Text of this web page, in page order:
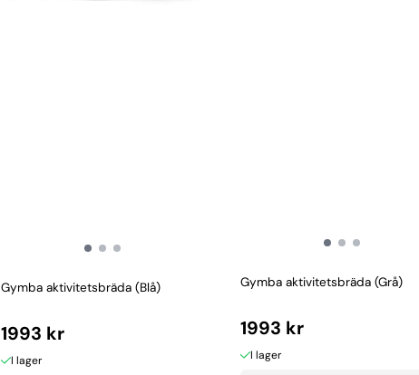
Gymba aktivitetsbräda (Blå)
1993 kr
I lager
Gymba aktivitetsbräda (Grå)
1993 kr
I lager